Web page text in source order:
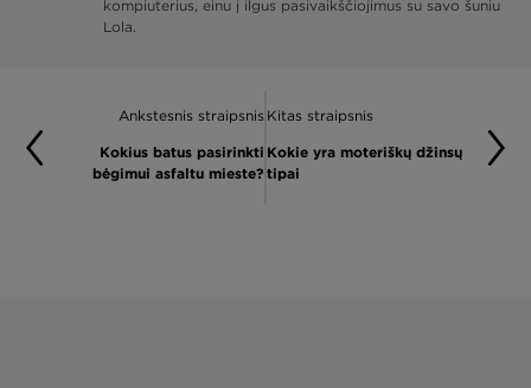
kompiuterius, einu į ilgus pasivaikščiojimus su savo šuniu
Lola.
Ankstesnis straipsnis
Kokius batus pasirinkti
bėgimui asfaltu mieste?
Kitas straipsnis
Kokie yra moteriškų džinsų
tipai